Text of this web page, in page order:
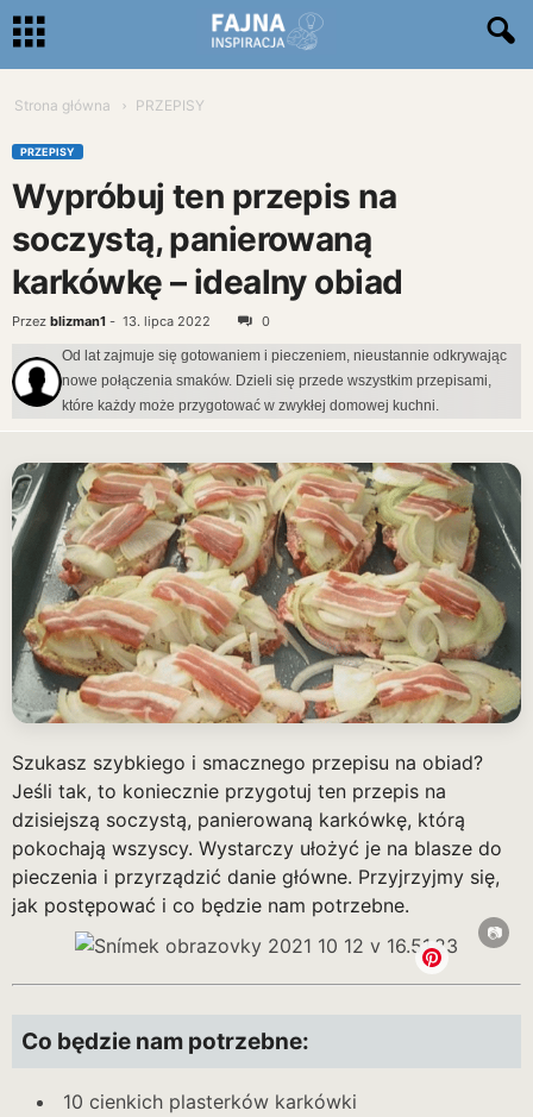
Strona główna PRZEPISY
PRZEPISY
Wypróbuj ten przepis na
soczystą, panierowaną
karkówkę – idealny obiad
Przez blizman1 - 13. lipca 2022 0
Od lat zajmuje się gotowaniem i pieczeniem, nieustannie odkrywając
nowe połączenia smaków. Dzieli się przede wszystkim przepisami,
które każdy może przygotować w zwykłej domowej kuchni.
Szukasz szybkiego i smacznego przepisu na obiad?
Jeśli tak, to koniecznie przygotuj ten przepis na
dzisiejszą soczystą, panierowaną karkówkę, którą
pokochają wszyscy. Wystarczy ułożyć je na blasze do
pieczenia i przyrządzić danie główne. Przyjrzyjmy się,
jak postępować i co będzie nam potrzebne.
Co będzie nam potrzebne:
10 cienkich plasterków karkówki